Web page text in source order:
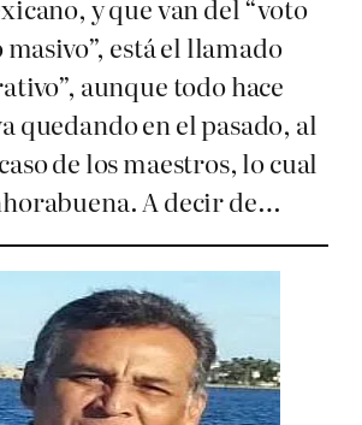
y que van del “voto
está el llamado
aunque todo hace
quedando en el pasado, al
de los maestros, lo cual
A decir de…